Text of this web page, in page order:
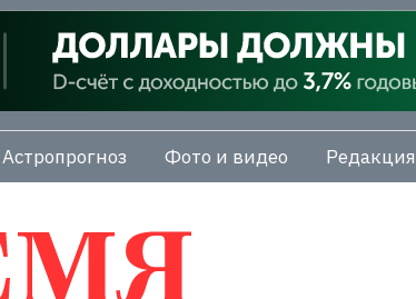
Астропрогноз Фото и видео Редакция